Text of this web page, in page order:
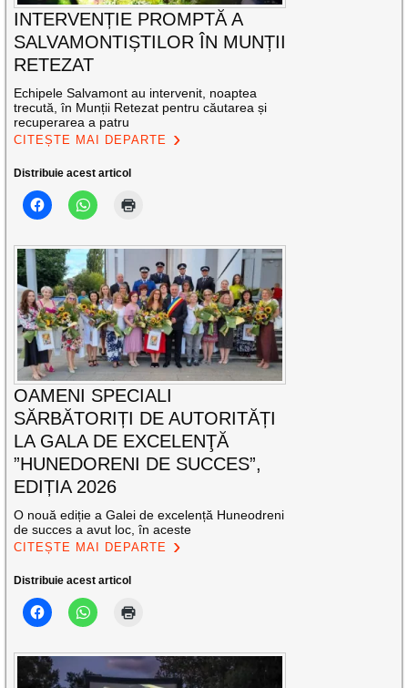
INTERVENȚIE PROMPTĂ A
SALVAMONTIȘTILOR ÎN MUNȚII
RETEZAT
Echipele Salvamont au intervenit, noaptea
trecută, în Munții Retezat pentru căutarea și
recuperarea a patru
CITEȘTE MAI DEPARTE
Distribuie acest articol
OAMENI SPECIALI
SĂRBĂTORIȚI DE AUTORITĂȚI
LA GALA DE EXCELENŢĂ
”HUNEDORENI DE SUCCES”,
EDIȚIA 2026
O nouă ediție a Galei de excelență Huneodreni
de succes a avut loc, în aceste
CITEȘTE MAI DEPARTE
Distribuie acest articol